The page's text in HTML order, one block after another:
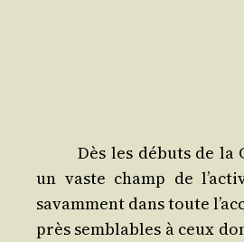
Dès les débuts de la
un vaste champ de
savam­ment dans toute
près sem­blables à ceux